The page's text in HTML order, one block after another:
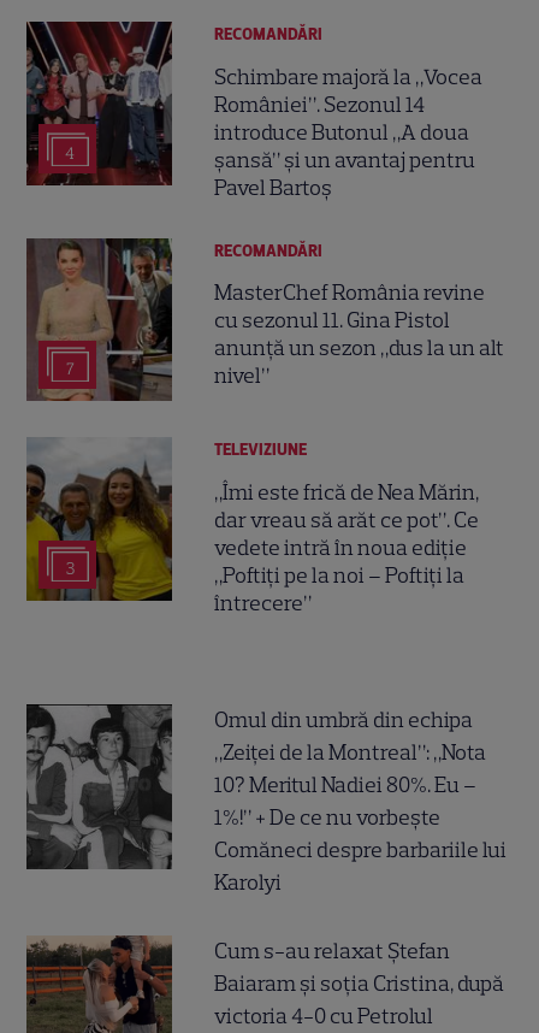
4
RECOMANDĂRI
Schimbare majoră la „Vocea
României”. Sezonul 14
introduce Butonul „A doua
șansă” și un avantaj pentru
Pavel Bartoș
7
RECOMANDĂRI
MasterChef România revine
cu sezonul 11. Gina Pistol
anunță un sezon „dus la un alt
nivel”
3
TELEVIZIUNE
„Îmi este frică de Nea Mărin,
dar vreau să arăt ce pot”. Ce
vedete intră în noua ediție
„Poftiți pe la noi – Poftiți la
întrecere”
Omul din umbră din echipa
„Zeiței de la Montreal”: „Nota
10? Meritul Nadiei 80%. Eu –
1%!” + De ce nu vorbește
Comăneci despre barbariile lui
Karolyi
Cum s-au relaxat Ștefan
Baiaram și soția Cristina, după
victoria 4-0 cu Petrolul